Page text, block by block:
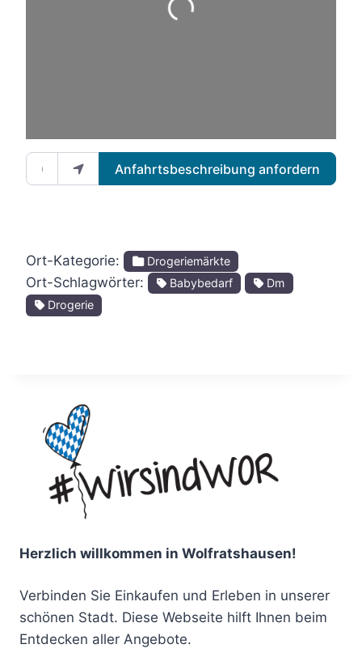
Wird geladen …
Gib deinen Standort ein.Anfahrtsbeschreibung anfordern
Ort-Kategorie: Drogeriemärkte
Ort-Schlagwörter: Babybedarf
Dm
Drogerie
Herzlich willkommen in Wolfratshausen!
Verbinden Sie Einkaufen und Erleben in unserer
schönen Stadt. Diese Webseite hilft Ihnen beim
Entdecken aller Angebote.